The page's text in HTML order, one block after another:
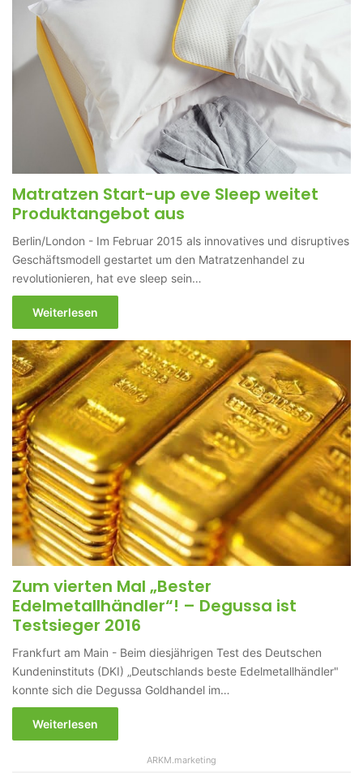
Matratzen Start-up eve Sleep weitet
Produktangebot aus
Berlin/London - Im Februar 2015 als innovatives und disruptives
Geschäftsmodell gestartet um den Matratzenhandel zu
revolutionieren, hat eve sleep sein…
Weiterlesen
Zum vierten Mal „Bester
Edelmetallhändler“! – Degussa ist
Testsieger 2016
Frankfurt am Main - Beim diesjährigen Test des Deutschen
Kundeninstituts (DKI) „Deutschlands beste Edelmetallhändler"
konnte sich die Degussa Goldhandel im…
Weiterlesen
ARKM.marketing